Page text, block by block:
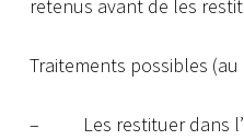
retenus avant de les
Traitements possibles (au
– Les restituer dans